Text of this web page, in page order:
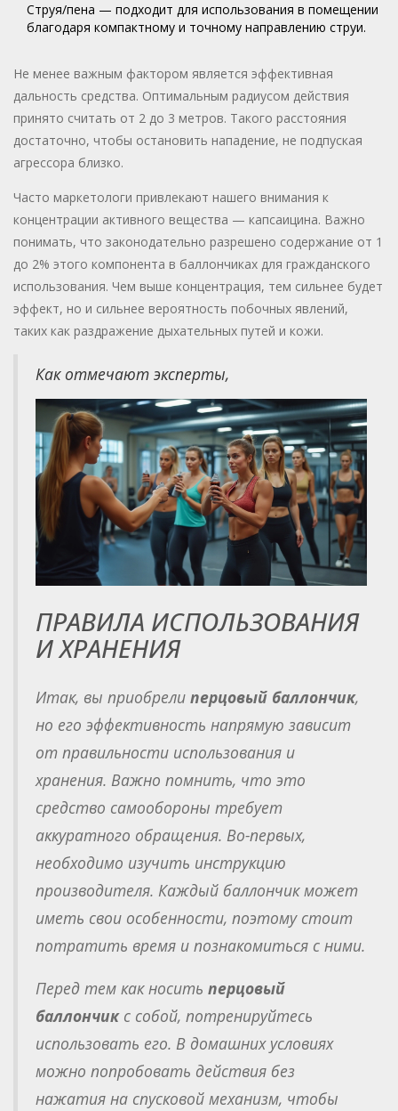
Струя/пена — подходит для использования в помещении
благодаря компактному и точному направлению струи.
Не менее важным фактором является эффективная
дальность средства. Оптимальным радиусом действия
принято считать от 2 до 3 метров. Такого расстояния
достаточно, чтобы остановить нападение, не подпуская
агрессора близко.
Часто маркетологи привлекают нашего внимания к
концентрации активного вещества — капсаицина. Важно
понимать, что законодательно разрешено содержание от 1
до 2% этого компонента в баллончиках для гражданского
использования. Чем выше концентрация, тем сильнее будет
эффект, но и сильнее вероятность побочных явлений,
таких как раздражение дыхательных путей и кожи.
Как отмечают эксперты,
ПРАВИЛА ИСПОЛЬЗОВАНИЯ
И ХРАНЕНИЯ
Итак, вы приобрели перцовый баллончик,
но его эффективность напрямую зависит
от правильности использования и
хранения. Важно помнить, что это
средство самообороны требует
аккуратного обращения. Во-первых,
необходимо изучить инструкцию
производителя. Каждый баллончик может
иметь свои особенности, поэтому стоит
потратить время и познакомиться с ними.
Перед тем как носить перцовый
баллончикс собой, потренируйтесь
использовать его. В домашних условиях
можно попробовать действия без
нажатия на спусковой механизм, чтобы